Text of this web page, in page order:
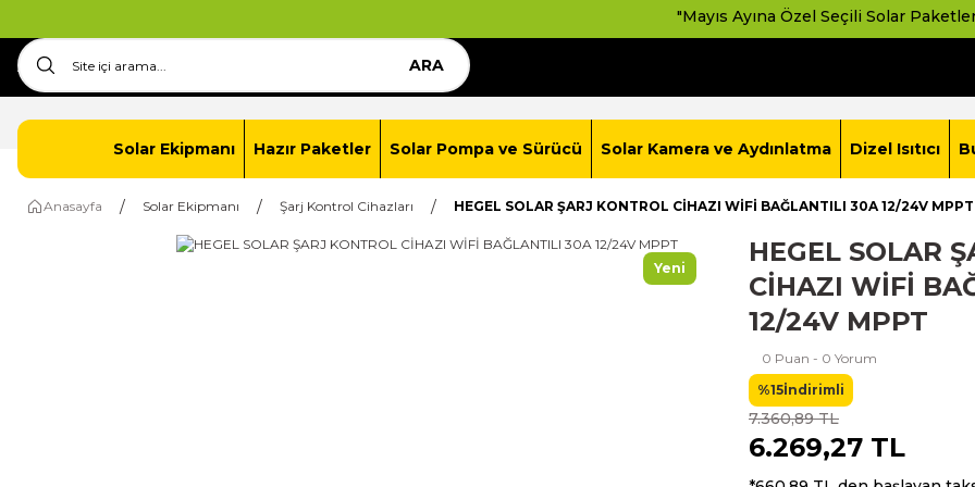
"Mayıs Ayına Özel Seçili Solar Paketlerde Avantajlı
Anasayfa İletişim Solar Paket Oluştur ARA
Solar Ekipmanı Hazır Paketler Solar Pompa ve Sürücü Solar Kamera ve Aydınlatma Dizel Isıtıcı
Anasayfa Solar Ekipmanı Şarj Kontrol Cihazları HEGEL SOLAR ŞARJ KONTROL CİHAZI WİFİ BAĞLANTILI 30A 12/24V MPPT
Yeni
HEGEL SOLAR
CİHAZI WİFİ
12/24V MPPT
0 Puan - 0 Yorum
%15İndirimli
7.360,89 TL
6.269,27 TL